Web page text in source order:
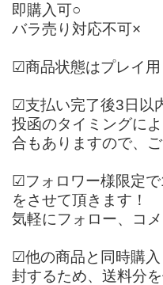
即購入可○
バラ売り対応不可×
︎︎︎︎︎︎︎︎☑︎商品状態はプレイ用
︎︎︎︎︎︎︎︎☑︎支払い完了後3日以
投函のタイミングに
合もありますので、ご
︎︎︎︎☑︎フォロワー様限定
をさせて頂きます！
気軽にフォロー、コ
︎︎︎︎☑︎他の商品と同時購
封するため、送料分